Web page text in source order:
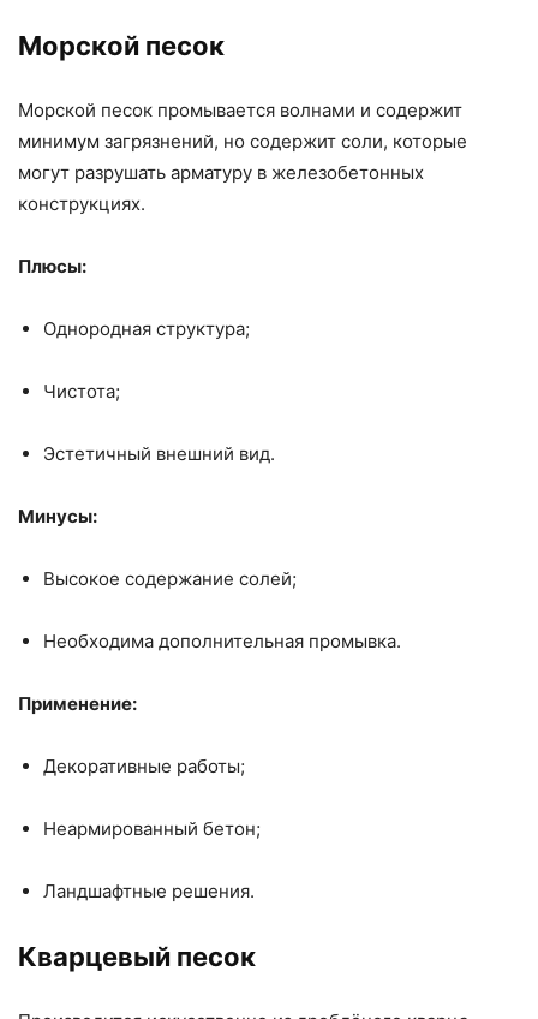
Морской песок
Морской песок промывается волнами и содержит
минимум загрязнений, но содержит соли, которые
могут разрушать арматуру в железобетонных
конструкциях.
Плюсы:
Однородная структура;
Чистота;
Эстетичный внешний вид.
Минусы:
Высокое содержание солей;
Необходима дополнительная промывка.
Применение:
Декоративные работы;
Неармированный бетон;
Ландшафтные решения.
Кварцевый песок